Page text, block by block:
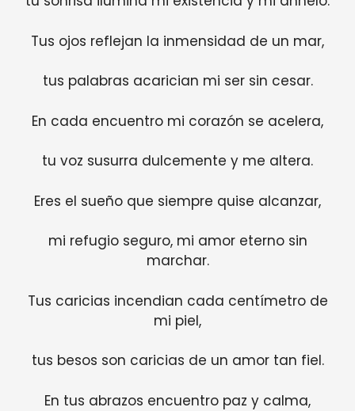
Tus ojos reflejan la inmensidad de un mar,
tus palabras acarician mi ser sin cesar.
En cada encuentro mi corazón se acelera,
tu voz susurra dulcemente y me altera.
Eres el sueño que siempre quise alcanzar,
mi refugio seguro, mi amor eterno sin
marchar.
Tus caricias incendian cada centímetro de
mi piel,
tus besos son caricias de un amor tan fiel.
En tus abrazos encuentro paz y calma,